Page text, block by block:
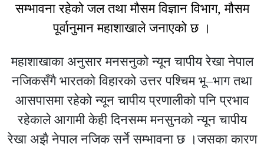
सम्भावना रहेको जल तथा मौसम विज्ञान विभाग, मौसम
पूर्वानुमान महाशाखाले जनाएको छ ।
महाशाखाका अनुसार मनसनुको न्यून चापीय रेखा नेपाल
नजिकसँगै भारतको विहारको उत्तर पश्चिम भू–भाग तथा
आसपासमा रहेको न्यून चापीय प्रणालीको पनि प्रभाव
रहेकाले आगामी केही दिनसम्म मनसुनको न्यून चापीय
रेखा अझै नेपाल नजिक सर्ने सम्भावना छ ।जसका कारण